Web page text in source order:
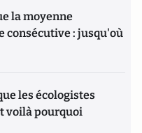
la moyenne
consécutive : jusqu'où
les écologistes
voilà pourquoi